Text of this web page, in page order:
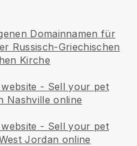
Domainnamen für
Russisch-Griechischen
Kirche
- Sell your pet
Nashville online
- Sell your pet
Jordan online